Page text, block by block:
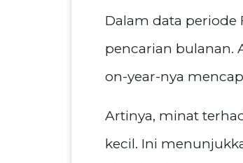
Dalam data periode
pencarian bulanan.
on-year-nya
Artinya, minat
kecil. Ini